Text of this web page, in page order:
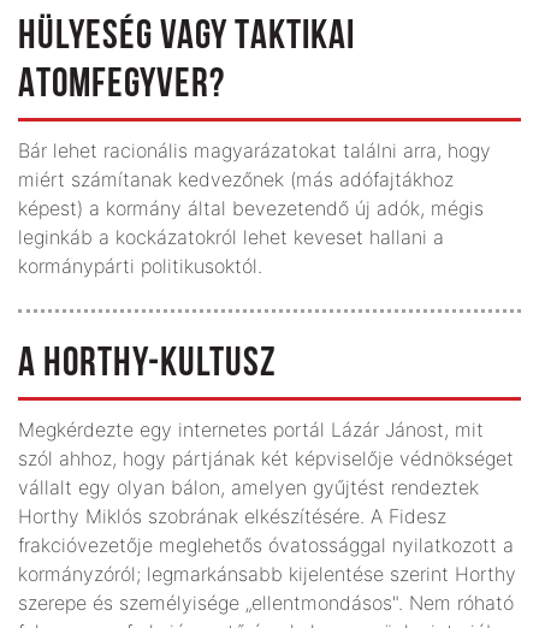
HÜLYESÉG VAGY TAKTIKAI
ATOMFEGYVER?
Bár lehet racionális magyarázatokat találni arra, hogy
miért számítanak kedvezőnek (más adófajtákhoz
képest) a kormány által bevezetendő új adók, mégis
leginkáb a kockázatokról lehet keveset hallani a
kormánypárti politikusoktól.
A HORTHY-KULTUSZ
Megkérdezte egy internetes portál Lázár Jánost, mit
szól ahhoz, hogy pártjának két képviselője védnökséget
vállalt egy olyan bálon, amelyen gyűjtést rendeztek
Horthy Miklós szobrának elkészítésére. A Fidesz
frakcióvezetője meglehetős óvatossággal nyilatkozott a
kormányzóról; legmarkánsabb kijelentése szerint Horthy
szerepe és személyisége „ellentmondásos". Nem róható